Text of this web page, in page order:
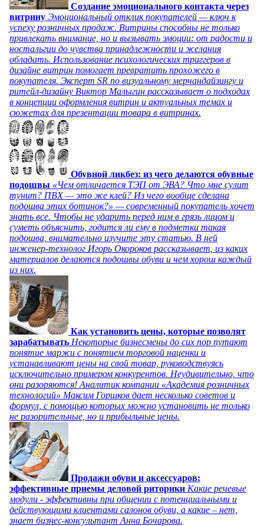
Создание эмоционального контакта через
витрину Эмоциональный отклик покупателей — ключ к
успеху розничных продаж. Витрины способны не только
привлекать внимание, но и вызывать эмоции: от радости и
ностальгии до чувства принадлежности и желания
обладать. Использование психологических триггеров в
дизайне витрин помогает превратить прохожего в
покупателя. Эксперт SR по визуальному мерчандайзингу и
ритейл-дизайну Виктор Малыгин рассказывает о подходах
в концепции оформления витрин и актуальных темах и
сюжетах для презентации товара в витринах.
Обувной ликбез: из чего делаются обувные
подошвы «Чем отличается ТЭП от ЭВА? Что мне сулит
тунит? ПВХ — это же клей? Из чего вообще сделана
подошва этих ботинок?» — современный покупатель хочет
знать все. Чтобы не ударить перед ним в грязь лицом и
суметь объяснить, годится ли ему в подметки такая
подошва, внимательно изучите эту статью. В ней
инженер-технолог Игорь Окороков рассказывает, из каких
материалов делаются подошвы обуви и чем хорош каждый
из них.
Как установить цены, которые позволят
зарабатывать Некоторые бизнесмены до сих пор путают
понятие маржи с понятием торговой наценки и
устанавливают цены на свой товар, руководствуясь
исключительно примером конкурентов. Неудивительно, что
они разоряются! Аналитик компании «Академия розничных
технологий» Максим Горшков дает несколько советов и
формул, с помощью которых можно установить не только
не разорительные, но и прибыльные цены.
Продажи обуви и аксессуаров:
эффективные приемы деловой риторики Какие речевые
модули - эффективны при общении с потенциальными и
действующими клиентами салонов обуви, а какие – нет,
знает бизнес-консультант Анна Бочарова.